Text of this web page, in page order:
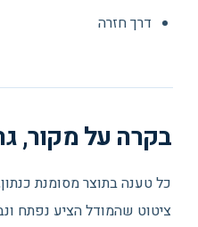
דרך חזרה
בקרה על מקור,
כל טענה בתוצר מסומנת
ציטוט שהמודל הציע נפתח